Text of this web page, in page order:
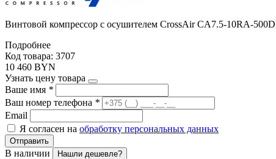
Винтовой компрессор с осушителем CrossAir CA7.5-10RA-
Подробнее
Код товара: 3707
10 460 BYN
Узнать цену товара
Ваше имя *
Ваш номер телефона *
Email
Я согласен на обработку персональных данных
Отправить
В наличии
Нашли дешевле?